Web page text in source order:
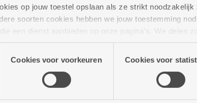
op jouw toestel opslaan als ze strikt
soorten cookies hebben we jouw toestemming
een dienst aanbieden op onze pagina's. We delen
onze site voor social media, advertenties en
die je aan hen verstrekte.
Cookies voor voorkeuren Cookies voor
de niet-jarigen 6 euro.